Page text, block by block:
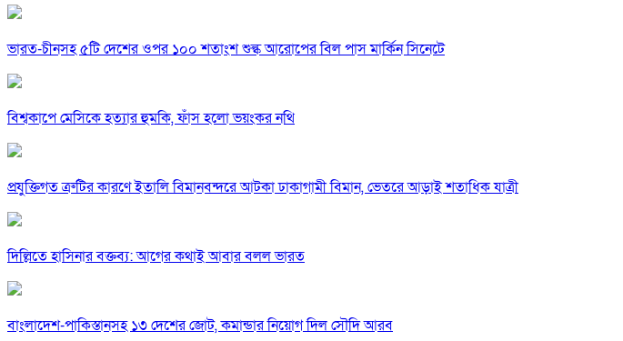
ভারত-চীনসহ ৫টি দেশের ওপর ১০০ শতাংশ শুল্ক আরোপের বিল পাস মার্কিন সিনেটে
বিশ্বকাপে মেসিকে হত্যার হুমকি, ফাঁস হলো ভয়ংকর নথি
প্রযুক্তিগত ত্রুটির কারণে ইতালি বিমানবন্দরে আটকা ঢাকাগামী বিমান, ভেতরে আড়াই শতাধিক যাত্রী
দিল্লিতে হাসিনার বক্তব্য: আগের কথাই আবার বলল ভারত
বাংলাদেশ-পাকিস্তানসহ ১৩ দেশের জোট, কমান্ডার নিয়োগ দিল সৌদি আরব